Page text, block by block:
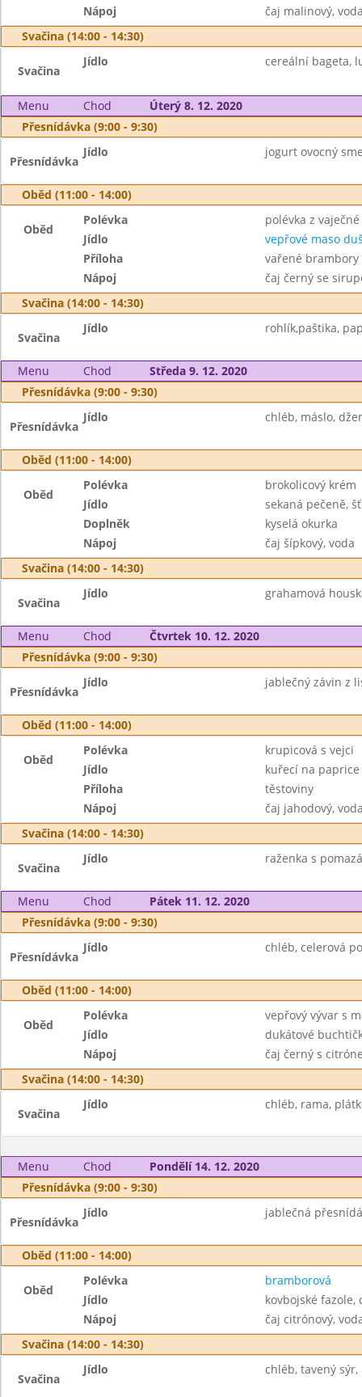
Nápoj
čaj malinový,
Svačina (14:00 - 14:30)
Svačina
Jídlo cereální bageta,
Menu Chod
Úterý 8. 12. 2020
Přesnídávka (9:00 - 9:30)
Přesnídávka
Jídlo jogurt ovocný
Oběd (11:00 - 14:00)
Oběd
Polévka
polévka z
Jídlo
vepřové maso
Příloha
vařené brambory
Nápoj
čaj černý se
Svačina (14:00 - 14:30)
Svačina
Jídlo rohlík,paštika,
Menu Chod
Středa 9. 12. 2020
Přesnídávka (9:00 - 9:30)
Přesnídávka
Jídlo chléb, máslo,
Oběd (11:00 - 14:00)
Oběd
Polévka
brokolicový krém
Jídlo
sekaná pečeně,
Doplněk
kyselá okurka
Nápoj
čaj šípkový, voda
Svačina (14:00 - 14:30)
Svačina
Jídlo grahamová
Menu Chod
Čtvrtek 10. 12. 2020
Přesnídávka (9:00 - 9:30)
Přesnídávka
Jídlo jablečný závin z
Oběd (11:00 - 14:00)
Oběd
Polévka
krupicová s vejci
Jídlo
kuřecí na paprice
Příloha
těstoviny
Nápoj
čaj jahodový,
Svačina (14:00 - 14:30)
Svačina
Jídlo raženka s
Menu Chod
Pátek 11. 12. 2020
Přesnídávka (9:00 - 9:30)
Přesnídávka
Jídlo chléb, celerová
Oběd (11:00 - 14:00)
Oběd
Polévka
vepřový vývar s
Jídlo
dukátové
Nápoj
čaj černý s
Svačina (14:00 - 14:30)
Svačina
Jídlo chléb, rama,
Menu Chod
Pondělí 14. 12. 2020
Přesnídávka (9:00 - 9:30)
Přesnídávka
Jídlo jablečná
Oběd (11:00 - 14:00)
Oběd
Polévka
bramborová
Jídlo
kovbojské fazole,
Nápoj
čaj citrónový,
Svačina (14:00 - 14:30)
Svačina
Jídlo chléb, tavený sýr,